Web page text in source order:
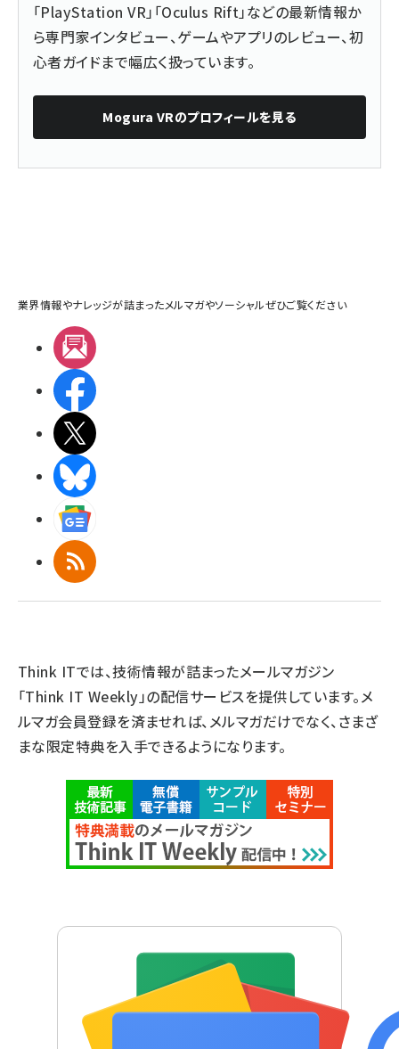
「PlayStation VR」「Oculus Rift」などの最新情報か
ら専門家インタビュー、ゲームやアプリのレビュー、初
心者ガイドまで幅広く扱っています。
Mogura VRのプロフィールを見る
業界情報やナレッジが詰まったメルマガやソーシャルぜひご覧ください
RSS
Think ITでは、技術情報が詰まったメールマガジン
「Think IT Weekly」の配信サービスを提供しています。メ
ルマガ会員登録を済ませれば、メルマガだけでなく、さまざ
まな限定特典を入手できるようになります。